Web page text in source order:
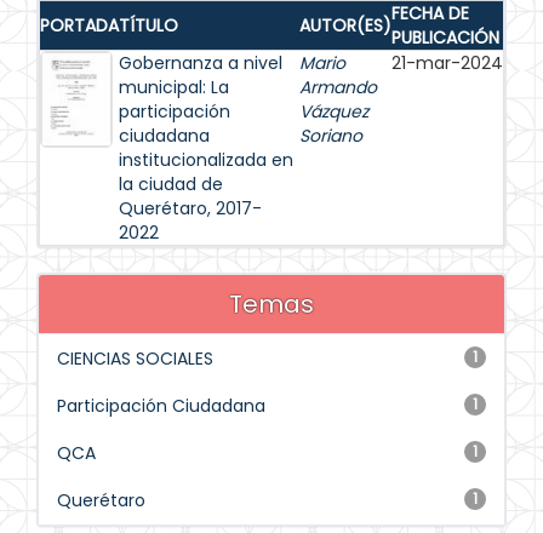
PORTADATÍTULO AUTOR(ES)FECHA DE
PUBLICACIÓN
Gobernanza a nivel
municipal: La
participación
ciudadana
institucionalizada en
la ciudad de
Querétaro, 2017-
2022
Mario
Armando
Vázquez
Soriano
21-mar-2024
Temas
1
CIENCIAS SOCIALES
1
Participación Ciudadana
1
QCA
1
Querétaro